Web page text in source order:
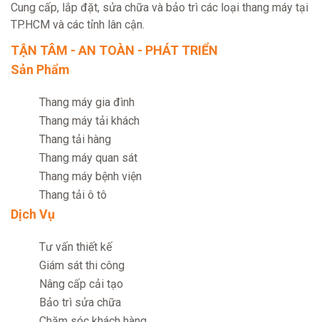
Cung cấp, lắp đặt, sửa chữa và bảo trì các loại thang máy tại
TP.HCM và các tỉnh lân cận.
TẬN TÂM - AN TOÀN - PHÁT TRIỂN
Sản Phẩm
Thang máy gia đình
Thang máy tải khách
Thang tải hàng
Thang máy quan sát
Thang máy bệnh viện
Thang tải ô tô
Dịch Vụ
Tư vấn thiết kế
Giám sát thi công
Nâng cấp cải tạo
Bảo trì sửa chữa